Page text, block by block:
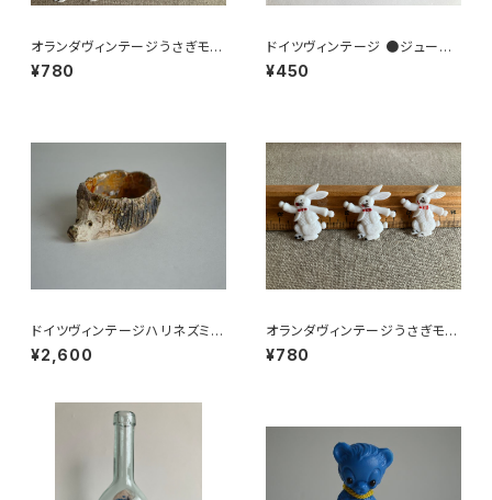
オランダヴィンテージうさぎモチ
ーフプラパーツ30個セットNo15
1
¥780
ドイツヴィンテージ ●ジュース
ラベル3枚組●vitacolaビタコ
ーラ
¥450
ドイツヴィンテージハリネズミの
小皿a
¥2,600
オランダヴィンテージうさぎモチ
ーフプラパーツ30個セットNo3
7
¥780